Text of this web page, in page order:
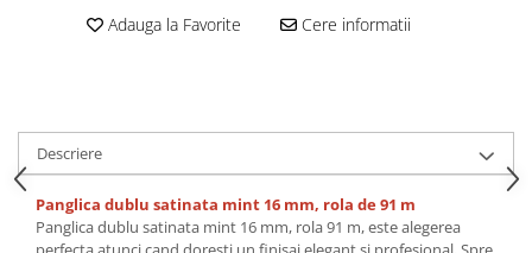
Adauga la Favorite Cere informatii
Descriere
Panglica dublu satinata mint 16 mm, rola de 91 m
Panglica dublu satinata mint 16 mm, rola 91 m, este alegerea